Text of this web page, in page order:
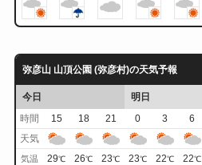
弥彦山 山頂公園 (弥彦村)の天気予報
今日
明日
時間
15 18 21 0 3 6
天気
気温 29℃ 26℃ 23℃ 23℃ 22℃ 22℃